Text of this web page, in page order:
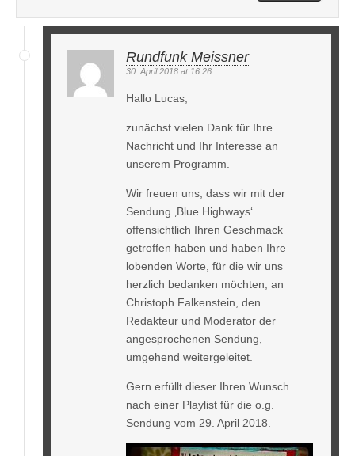
Rundfunk Meissner
30. April 2018 at 16:26
Hallo Lucas,
zunächst vielen Dank für Ihre
Nachricht und Ihr Interesse an
unserem Programm.
Wir freuen uns, dass wir mit der
Sendung ‚Blue Highways‘
offensichtlich Ihren Geschmack
getroffen haben und haben Ihre
lobenden Worte, für die wir uns
herzlich bedanken möchten, an
Christoph Falkenstein, den
Redakteur und Moderator der
angesprochenen Sendung,
umgehend weitergeleitet.
Gern erfüllt dieser Ihren Wunsch
nach einer Playlist für die o.g.
Sendung vom 29. April 2018.